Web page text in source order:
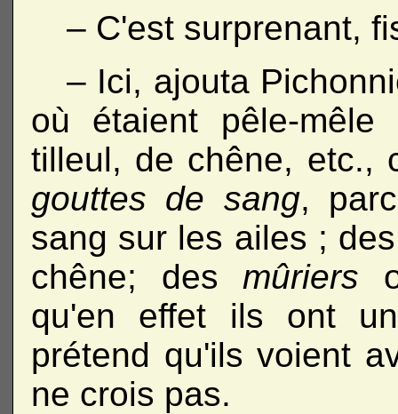
– C'est surprenant,
– Ici, ajouta
où étaient pêle-
tilleul, de chêne, etc.,
gouttes de sang,
sang sur les ailes ;
chêne; des mûriers
qu'en effet ils ont
prétend qu'ils voient
ne crois pas.